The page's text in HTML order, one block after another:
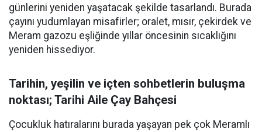
günlerini yeniden yaşatacak şekilde tasarlandı. Burada
çayını yudumlayan misafirler; oralet, mısır, çekirdek ve
Meram gazozu eşliğinde yıllar öncesinin sıcaklığını
yeniden hissediyor.
Tarihin, yeşilin ve içten sohbetlerin buluşma
noktası; Tarihi Aile Çay Bahçesi
Çocukluk hatıralarını burada yaşayan pek çok Meramlı